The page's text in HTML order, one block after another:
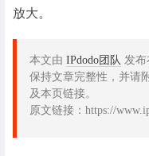
放大。
本文由 IPdodo团队 发布
保持文章完整性，并请
及本页链接。
原文链接：https://